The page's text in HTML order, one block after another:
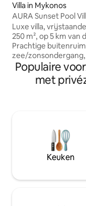
Villa in Mykonos
AURA Sunset Pool
Luxe villa,
250 m², op 5 km van
Prachtige
zee/
volledig uitgeruste
lounge- en eethoek
woonkamer met
personen + één
2 GASTENKAMERS
(bij het zwembad)
privéparkeerplaats
Populaire
met
Keuken